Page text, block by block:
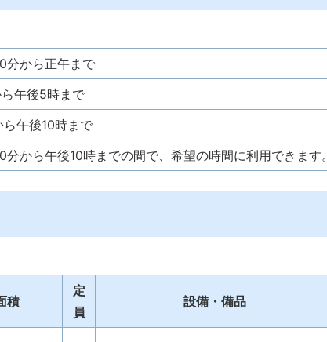
分から正午まで
午後5時まで
午後10時まで
から午後10時までの間で、希望の時間に利用できます。
積
定
員
設備・備品